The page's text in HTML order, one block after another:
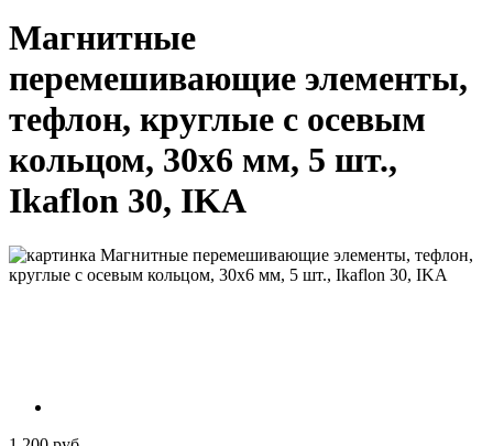
Магнитные
перемешивающие элементы,
тефлон, круглые с осевым
кольцом, 30x6 мм, 5 шт.,
Ikaflon 30, IKA